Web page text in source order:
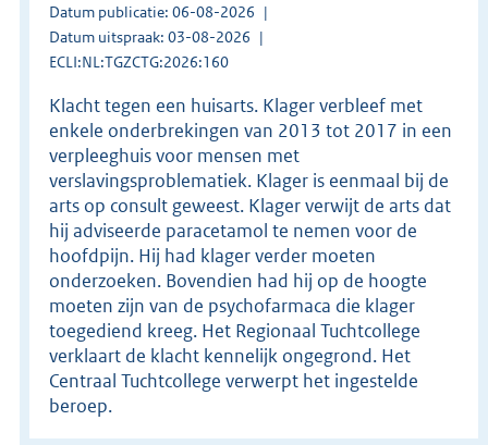
Datum publicatie: 06-08-2026
Datum uitspraak: 03-08-2026
ECLI:NL:TGZCTG:2026:160
Klacht tegen een huisarts. Klager verbleef met
enkele onderbrekingen van 2013 tot 2017 in een
verpleeghuis voor mensen met
verslavingsproblematiek. Klager is eenmaal bij de
arts op consult geweest. Klager verwijt de arts dat
hij adviseerde paracetamol te nemen voor de
hoofdpijn. Hij had klager verder moeten
onderzoeken. Bovendien had hij op de hoogte
moeten zijn van de psychofarmaca die klager
toegediend kreeg. Het Regionaal Tuchtcollege
verklaart de klacht kennelijk ongegrond. Het
Centraal Tuchtcollege verwerpt het ingestelde
beroep.